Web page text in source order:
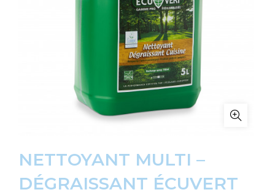
NETTOYANT MULTI –
DÉGRAISSANT ÉCUVERT